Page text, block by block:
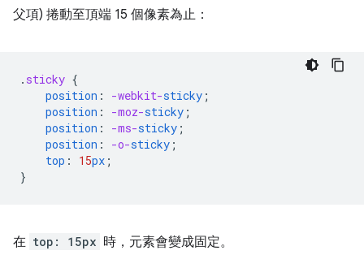
父項) 捲動至頂端 15 個像素為止：
. sticky {
position : -webkit-sticky ;
position : -moz-sticky ;
position : -ms-sticky ;
position : -o-sticky ;
top : 15px ;
}
在 top: 15px 時，元素會變成固定。